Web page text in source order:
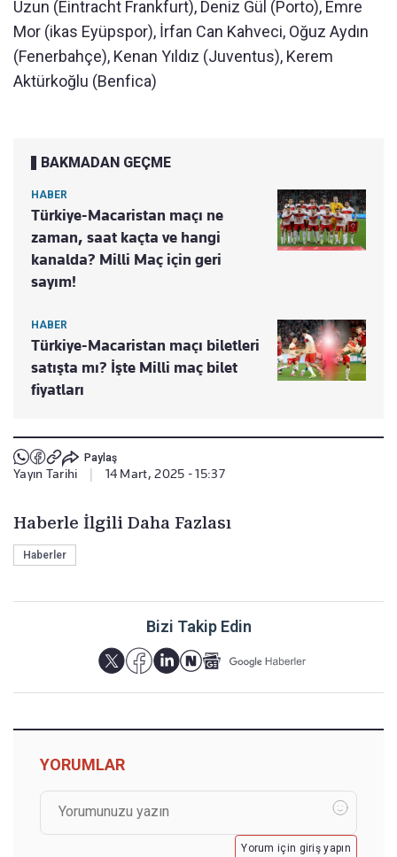
Uzun (Eintracht Frankfurt), Deniz Gül (Porto), Emre
Mor (ikas Eyüpspor), İrfan Can Kahveci, Oğuz Aydın
(Fenerbahçe), Kenan Yıldız (Juventus), Kerem
Aktürkoğlu (Benfica)
BAKMADAN GEÇME
HABER
Türkiye-Macaristan maçı ne
zaman, saat kaçta ve hangi
kanalda? Milli Maç için geri
sayım!
HABER
Türkiye-Macaristan maçı biletleri
satışta mı? İşte Milli maç bilet
fiyatları
Paylaş
Yayın Tarihi 14 Mart, 2025 - 15:37
Haberle İlgili Daha Fazlası
Haberler
Bizi Takip Edin
YORUMLAR
Yorum için giriş yapın